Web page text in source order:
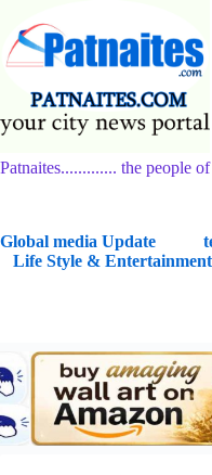
content
Patnaites............. the people of
Global media Update
Life Style & Entertainment